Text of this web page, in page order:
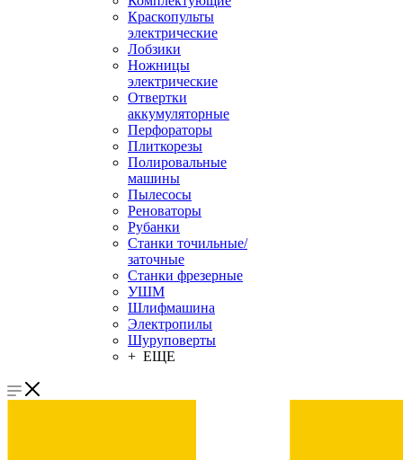
Краскопульты
электрические
Лобзики
Ножницы
электрические
Отвертки
аккумуляторные
Перфораторы
Плиткорезы
Полировальные
машины
Пылесосы
Реноваторы
Рубанки
Станки точильные/
заточные
Станки фрезерные
УШМ
Шлифмашина
Электропилы
Шуруповерты
+ ЕЩЕ